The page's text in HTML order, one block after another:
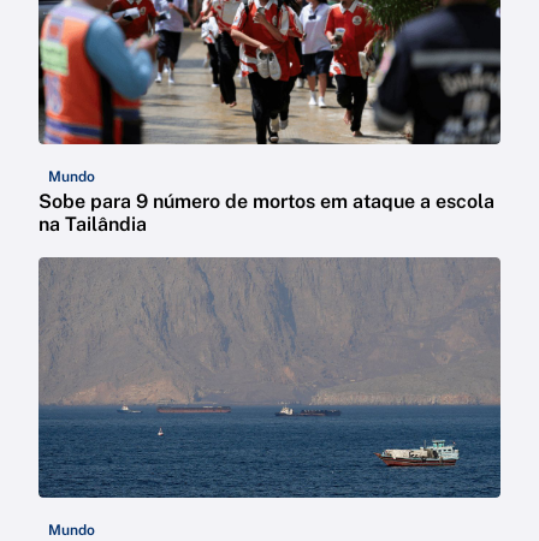
Mundo
Sobe para 9 número de mortos em ataque a escola
na Tailândia
Mundo